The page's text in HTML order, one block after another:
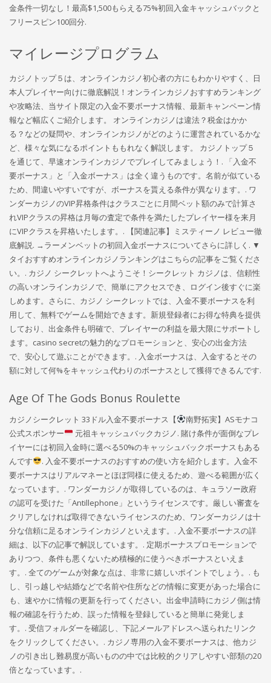
金条件一切なし！最高$1,500もらえる75%初回入金キャッシュバックと
フリースピン100回分.
マイレージプログラム
カジノトップ５は、オンラインカジノ初心者の方にもわかりやすく、日
本人プレイヤー向けに徹底解説！オンラインカジノおすすめランキング
や攻略法、当サイト限定の入金不要ボーナス情報、最新キャンペーン情
報など幅広くご紹介します。 オンラインカジノは違法？税金はかか
る？などの疑問や、オンラインカジノがどのように運営されているかな
ど、様々な気になるポイントももれなく解説します。 カジノトップ５
を通じて、早速オンラインカジノでプレイしてみましょう！. 「入金不
要ボーナス」と「入金ボーナス」は全く違うものです。名前が似ている
ため、間違いやすいですが、ボーナスを貰える条件が異なります。. ワ
ンダーカジノのVIP昇格条件はクラスごとに月間ベット額のみで計算さ
れVIPクラスの昇格は月毎の査定で条件を満たしたプレイヤー様を来月
にVIPクラスを昇格いたします。. 【関連記事】ミスティーノ レビュー徹
底解説. →ラーメンベットの初回入金ボーナスについてさらに詳しく. ▼
タイおすすめオンラインカジノランキングはこちらの記事をご覧くださ
い。. カジノ シークレットへようこそ！シークレット カジノは、信頼性
の高いオンラインカジノで、簡単にアクセスでき、ログイン後すぐに楽
しめます。さらに、カジノ シークレットでは、入金不要ボーナスを利
用して、無料でゲームを開始できます。新規登録者にお得な特典を提供
しており、出金条件も明確で、プレイヤーの利益を最大限にサポートし
ます。casino secretの魅力的なプロモーションと、安心の出金方法
で、安心して遊ぶことができます。. 入金ボーナスは、入金するとその
額に対して何%をキャッシュ代わりのボーナスとして獲得できるんです.
Age Of The Gods Bonus Roulette
カジノシークレット 33ドル入金不要ボーナス【
南野拓実】ASモナコ
公式スポンサー
元祖キャッシュバックカジノ. 賭け条件が面倒なプレ
イヤーには初回入金時に選べる50%のキャッシュバックボーナスもある
んです
. 入金不要ボーナスのおすすめの使い方を紹介します。入金不
要ボーナスはリアルマネーとほぼ同様に使えるため、遊べる範囲が広く
なっています。. ワンダーカジノが取得しているのは、キュラソー政府
の認可を受けた「Antillephone」というライセンスです。厳しい審査を
クリアしなければ取得できないライセンスのため、ワンダーカジノは十
分な信頼に足るオンラインカジノといえます。. 入金不要ボーナスの詳
細は、以下の記事で解説しています。. 定期ボーナスプロモーションで
ありつつ、条件も悪くないため積極的に使うべきボーナスといえま
す。. 全てのゲームが対象な点は、非常に嬉しいポイントでしょう。. も
し、引っ越しや結婚などで名前や住所などの情報に変更があった場合に
も、速やかに情報の更新を行ってください。出金申請時にカジノ側は情
報の確認を行うため、誤った情報を登録していると簡単に発覚しま
す。. 受信フォルダーを確認し、下記メールアドレスへ送られたリンク
をクリックしてください。. カジノ専用の入金不要ボーナスは、他カジ
ノの引き出し難易度が高いものの中では比較的クリアしやすい部類の20
倍となっています。.